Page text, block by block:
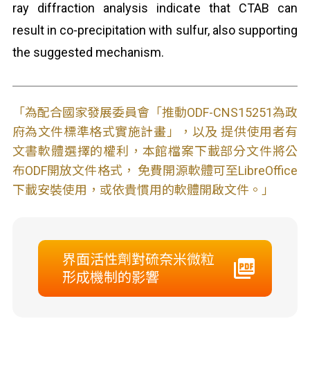
ray diffraction analysis indicate that CTAB can
result in co-precipitation with sulfur, also supporting
the suggested mechanism.
「為配合國家發展委員會「推動ODF-CNS15251為政
府為文件標準格式實施計畫」，以及 提供使用者有
文書軟體選擇的權利，本館檔案下載部分文件將公
布ODF開放文件格式， 免費開源軟體可至LibreOffice
下載安裝使用，或依貴慣用的軟體開啟文件。」
界面活性劑對硫奈米微粒
形成機制的影響